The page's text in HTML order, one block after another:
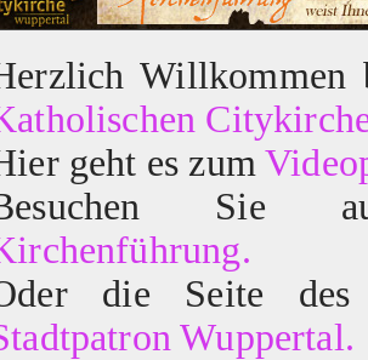
geht es zum
die Seite des
Wuppertal.